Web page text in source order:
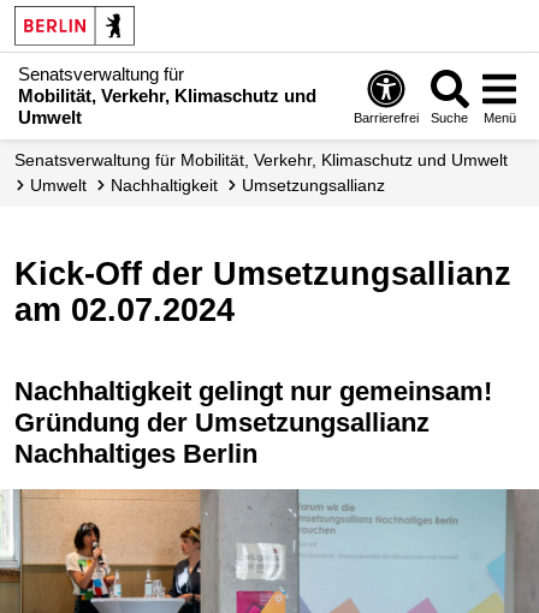
Senatsverwaltung für
Mobilität, Verkehr, Klimaschutz und
Umwelt
Barrierefrei Suche Menü
Senatsverwaltung für Mobilität, Verkehr, Klimaschutz und Umwelt
Umwelt
Nachhaltigkeit Umsetzungs­allianz
Kick-Off der Umsetzungsallianz
am 02.07.2024
Nachhaltigkeit gelingt nur gemeinsam!
Gründung der Umsetzungsallianz
Nachhaltiges Berlin